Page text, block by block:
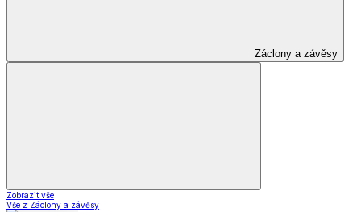
Záclony a závěsy
Zobrazit vše
Vše z Záclony a závěsy